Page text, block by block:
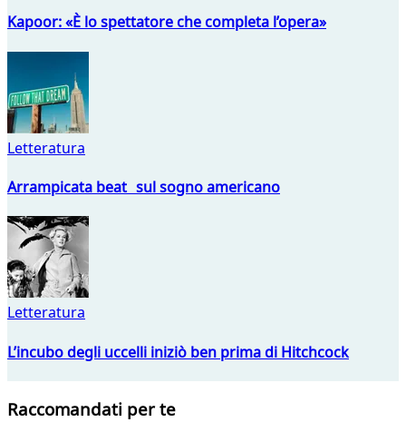
Kapoor: «È lo spettatore che completa l’opera»
Letteratura
Arrampicata beat sul sogno americano
Letteratura
L’incubo degli uccelli iniziò ben prima di Hitchcock
Raccomandati per te